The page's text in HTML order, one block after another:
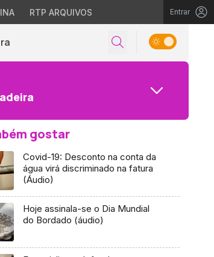
RTP ARQUIVOS Entrar
gostar
Covid-19: Desconto na conta da
água virá discriminado na fatura
(Áudio)
Hoje assinala-se o Dia Mundial
do Bordado (áudio)